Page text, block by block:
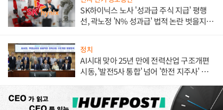
SK하이닉스 노사 '성과급 주식 지급' 평행
선, 곽노정 'N% 성과급' 법적 논란 벗을지 주
정치
AI시대 맞아 25년 만에 전력산업 구조개편
시동, '발전5사 통합' 넘어 '한전 지주사' 재편